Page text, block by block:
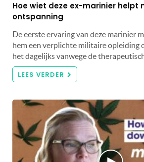
Hoe wiet deze ex-marinier helpt
ontspanning
De eerste ervaring van deze marinier
hem een ​​verplichte militaire opleiding
het dagelijks vanwege de
LEES VERDER